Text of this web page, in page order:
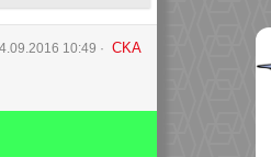
10:49 CKA